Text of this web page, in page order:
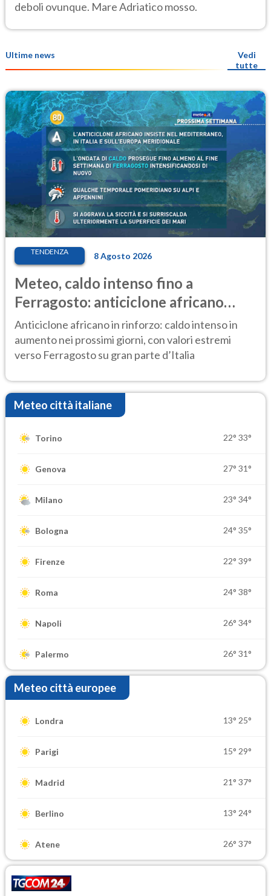
deboli ovunque. Mare Adriatico mosso.
Ultime news
Vedi
tutte
TENDENZA 8 Agosto 2026
Meteo, caldo intenso fino a
Ferragosto: anticiclone africano
ancora protagonista
Anticiclone africano in rinforzo: caldo intenso in
aumento nei prossimi giorni, con valori estremi
verso Ferragosto su gran parte d’Italia
Meteo città italiane
Torino 22° 33°
Genova 27° 31°
Milano 23° 34°
Bologna 24° 35°
Firenze 22° 39°
Roma 24° 38°
Napoli 26° 34°
Palermo 26° 31°
Meteo città europee
Londra 13° 25°
Parigi 15° 29°
Madrid 21° 37°
Berlino 13° 24°
Atene 26° 37°